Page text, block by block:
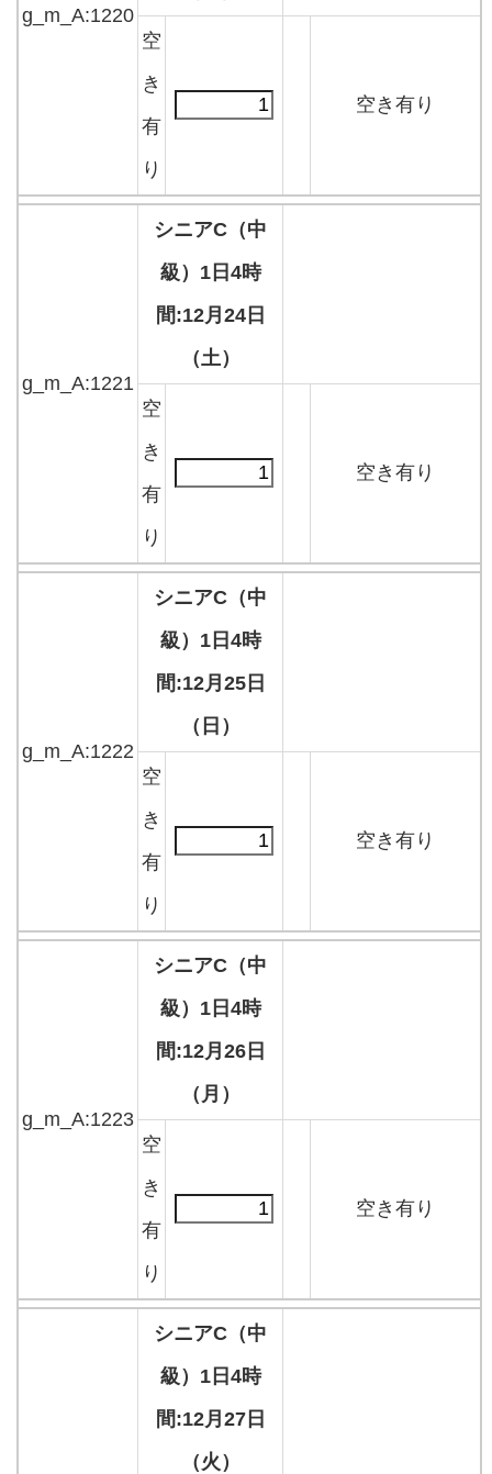
g_m_A:1220
空
き
有
り
空き有り
g_m_A:1221
シニアC（中
級）1日4時
間:12月24日
（土）
空
き
有
り
空き有り
g_m_A:1222
シニアC（中
級）1日4時
間:12月25日
（日）
空
き
有
り
空き有り
g_m_A:1223
シニアC（中
級）1日4時
間:12月26日
（月）
空
き
有
り
空き有り
シニアC（中
級）1日4時
間:12月27日
（火）